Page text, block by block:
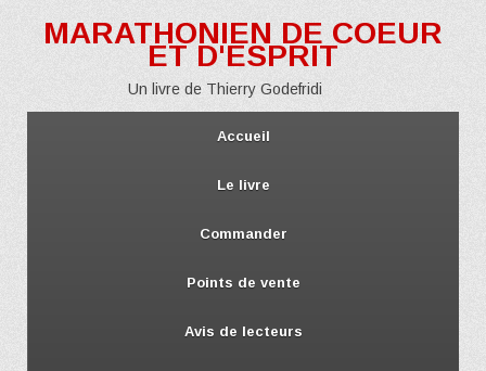
MARATHONIEN DE COEUR
ET D'ESPRIT
Un livre de Thierry Godefridi
Accueil
Le livre
Commander
Points de vente
Avis de lecteurs